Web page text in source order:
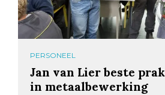
PERSONEEL
Jan van Lier beste
in metaalbewerking